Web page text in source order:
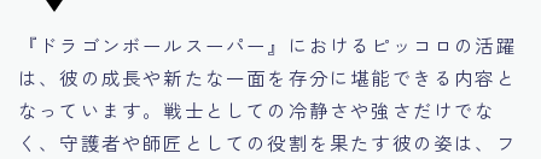
『ドラゴンボールスーパー』におけるピッコロの活躍
は、彼の成長や新たな一面を存分に堪能できる内容と
なっています。戦士としての冷静さや強さだけでな
く、守護者や師匠としての役割を果たす彼の姿は、フ